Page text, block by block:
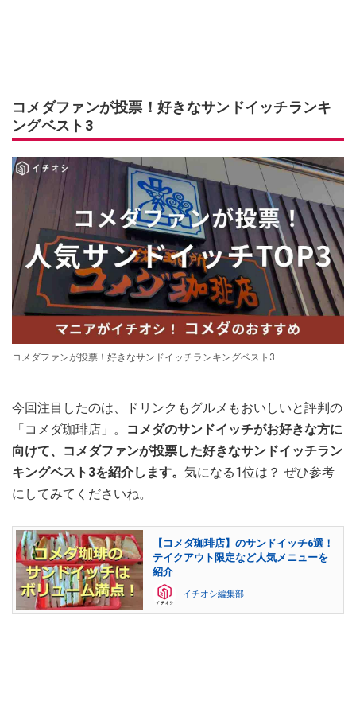
コメダファンが投票！好きなサンドイッチランキ
ングベスト3
コメダファンが投票！好きなサンドイッチランキングベスト3
今回注目したのは、ドリンクもグルメもおいしいと評判の
「コメダ珈琲店」。
コメダのサンドイッチがお好きな方に
向けて、コメダファンが投票した好きなサンドイッチラン
キングベスト3を紹介します。 気になる1位は？ ぜひ参考
にしてみてくださいね。
【コメダ珈琲店】のサンドイッチ6選！
テイクアウト限定など人気メニューを
紹介
イチオシ編集部